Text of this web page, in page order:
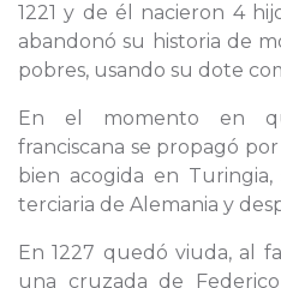
1221 y de él nacieron 4
abandonó su historia de
pobres, usando su dote
En el momento en
franciscana se propagó
bien acogida en
terciaria de Alemania y
En 1227 quedó viuda, al
una cruzada de